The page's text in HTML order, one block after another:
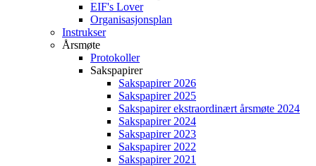
EIF's Lover
Organisasjonsplan
Instrukser
Årsmøte
Protokoller
Sakspapirer
Sakspapirer 2026
Sakspapirer 2025
Sakspapirer ekstraordinært årsmøte 2024
Sakspapirer 2024
Sakspapirer 2023
Sakspapirer 2022
Sakspapirer 2021